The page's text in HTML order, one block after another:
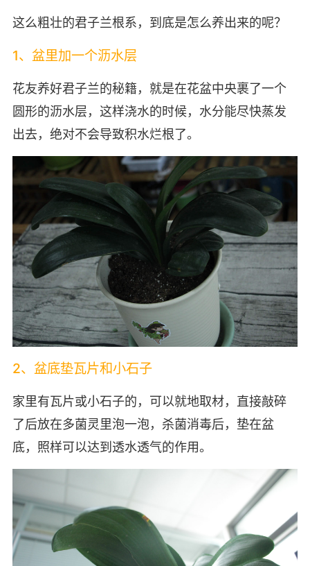
这么粗壮的君子兰根系，到底是怎么养出来的呢？
1、盆里加一个沥水层
花友养好君子兰的秘籍，就是在花盆中央裹了一个
圆形的沥水层，这样浇水的时候，水分能尽快蒸发
出去，绝对不会导致积水烂根了。
2、盆底垫瓦片和小石子
家里有瓦片或小石子的，可以就地取材，直接敲碎
了后放在多菌灵里泡一泡，杀菌消毒后，垫在盆
底，照样可以达到透水透气的作用。